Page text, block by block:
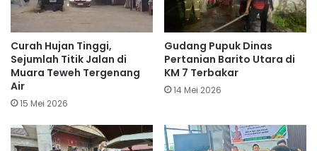
Curah Hujan Tinggi,
Sejumlah Titik Jalan di
Muara Teweh Tergenang
Air
15 Mei 2026
Gudang Pupuk Dinas
Pertanian Barito Utara di
KM 7 Terbakar
14 Mei 2026